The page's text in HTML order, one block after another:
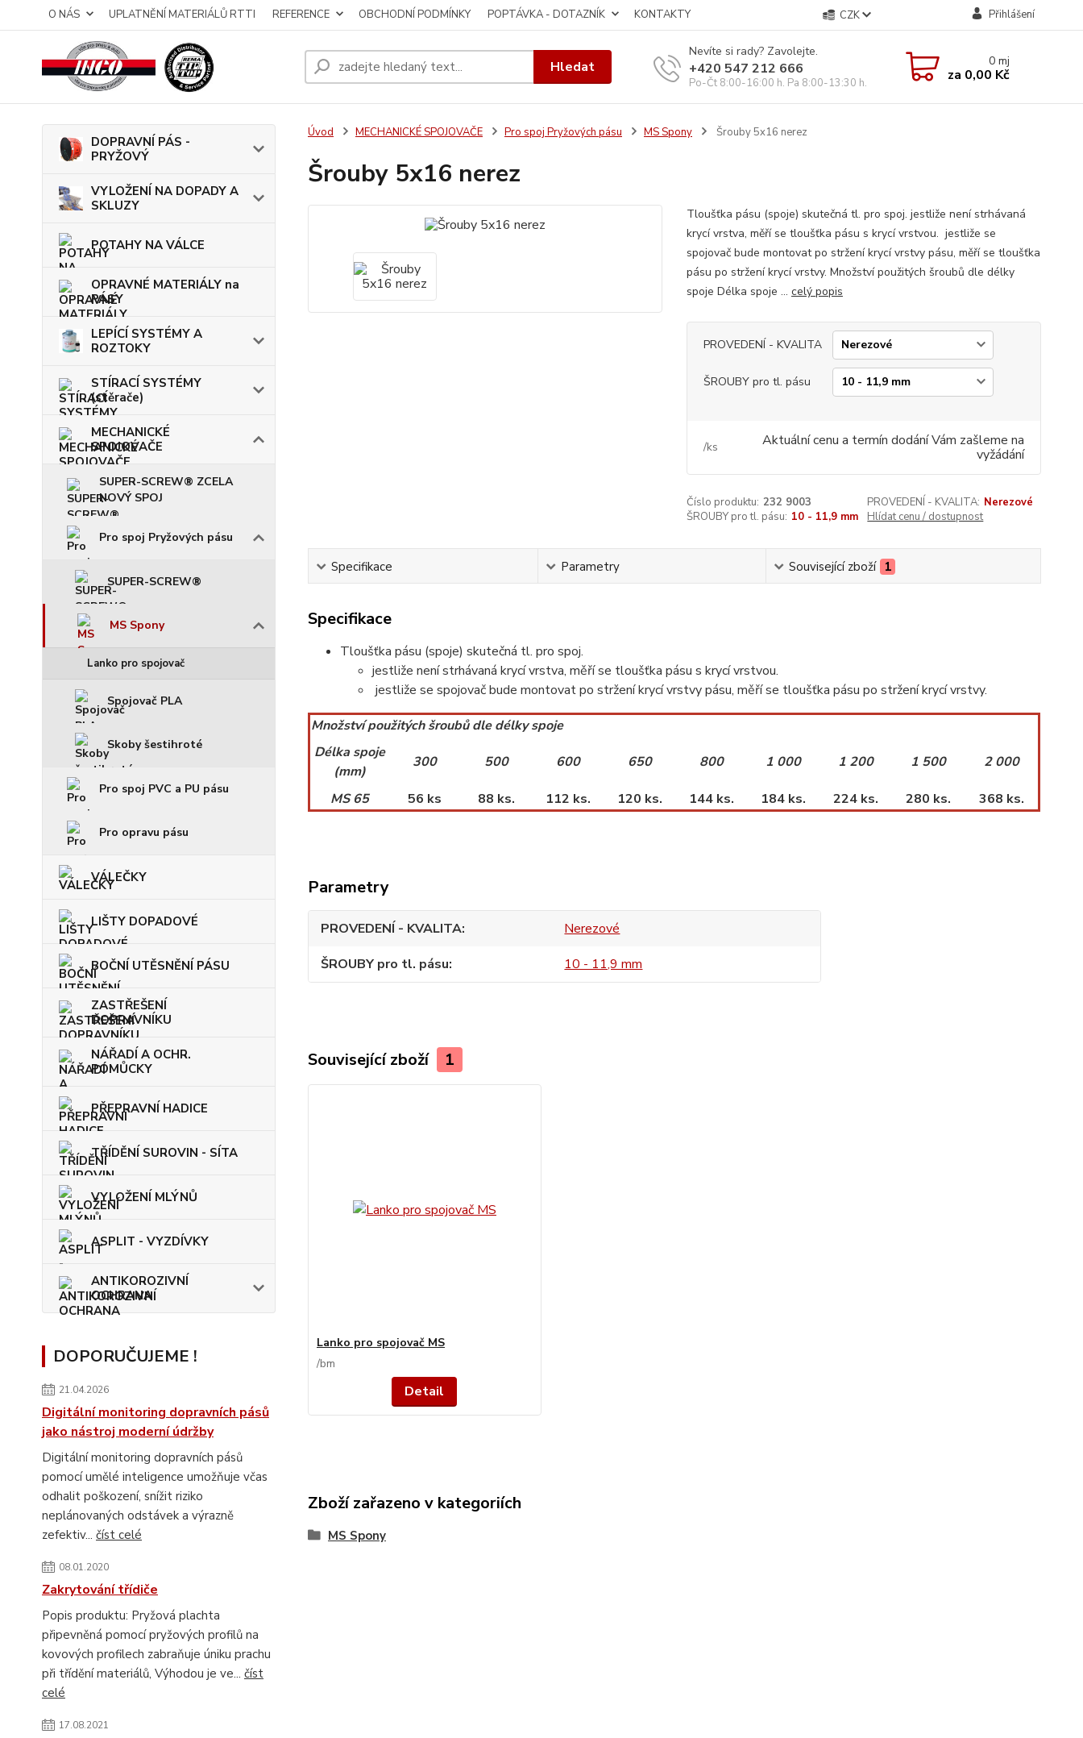
O NÁS UPLATNĚNÍ MATERIÁLŮ RTTI REFERENCE OBCHODNÍ PODMÍNKY POPTÁVKA - DOTAZNÍK KONTAKTY CZK Přihlášení
Hledat
Nevíte si rady? Zavolejte.
+420 547 212 666
Po-Čt 8:00-16:00 h. Pa 8:00-13:30 h.
0mj
za 0,00 Kč
DOPRAVNÍ PÁS -
PRYŽOVÝ
VYLOŽENÍ NA DOPADY A
SKLUZY
POTAHY NA VÁLCE
OPRAVNÉ MATERIÁLY na
PÁSY
LEPÍCÍ SYSTÉMY A
ROZTOKY
STÍRACÍ SYSTÉMY
(stěrače)
MECHANICKÉ
SPOJOVAČE
SUPER-SCREW® ZCELA
NOVÝ SPOJ
Pro spoj Pryžových pásu
SUPER-SCREW®
MS Spony
Lanko pro spojovač
Spojovač PLA
Skoby šestihroté
Pro spoj PVC a PU pásu
Pro opravu pásu
VÁLEČKY
LIŠTY DOPADOVÉ
BOČNÍ UTĚSNĚNÍ PÁSU
ZASTŘEŠENÍ
DOPRAVNÍKU
NÁŘADÍ A OCHR.
POMŮCKY
PŘEPRAVNÍ HADICE
TŘÍDĚNÍ SUROVIN - SÍTA
VYLOŽENÍ MLÝNŮ
ASPLIT - VYZDÍVKY
ANTIKOROZIVNÍ
OCHRANA
DOPORUČUJEME !
21.04.2026
Digitální monitoring dopravních pásů
jako nástroj moderní údržby
Digitální monitoring dopravních pásů
pomocí umělé inteligence umožňuje včas
odhalit poškození, snížit riziko
neplánovaných odstávek a výrazně
zefektiv... číst celé
08.01.2020
Zakrytování třídiče
Popis produktu: Pryžová plachta
připevněná pomocí pryžových profilů na
kovových profilech zabraňuje úniku prachu
při třídění materiálů, Výhodou je ve... číst
celé
17.08.2021
Úvod MECHANICKÉ SPOJOVAČE Pro spoj Pryžových pásu MS Spony Šrouby 5x16 nerez
Šrouby 5x16 nerez
Tloušťka pásu (spoje) skutečná tl. pro spoj. jestliže není strhávaná
krycí vrstva, měří se tloušťka pásu s krycí vrstvou. jestliže se
spojovač bude montovat po stržení krycí vrstvy pásu, měří se tloušťka
pásu po stržení krycí vrstvy. Množství použitých šroubů dle délky
spoje Délka spoje ... celý popis
PROVEDENÍ - KVALITA
ŠROUBY pro tl. pásu
/ks
Aktuální cenu a termín dodání Vám zašleme na
vyžádání
Číslo produktu: 232 9003 PROVEDENÍ - KVALITA: Nerezové
ŠROUBY pro tl. pásu: 10 - 11,9 mm Hlídat cenu / dostupnost
Specifikace Parametry Související zboží 1
Specifikace
Tloušťka pásu (spoje) skutečná tl. pro spoj.
jestliže není strhávaná krycí vrstva, měří se tloušťka pásu s krycí vrstvou.
jestliže se spojovač bude montovat po stržení krycí vrstvy pásu, měří se tloušťka pásu po stržení krycí vrstvy.
Množstvípoužitých šroubů dle délky spoje
Délka spoje
(mm)
300 500 600 650 800 1 000 1 200 1 500 2 000
MS 65 56 ks 88 ks. 112 ks. 120 ks. 144 ks. 184 ks. 224 ks. 280 ks. 368 ks.
Parametry
PROVEDENÍ - KVALITA
Nerezové
ŠROUBY pro tl. pásu
10 - 11,9 mm
Související zboží 1
Lanko pro spojovač MS
/bm
Detail
Zboží zařazeno v kategoriích
MS Spony